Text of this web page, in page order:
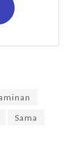
Sama